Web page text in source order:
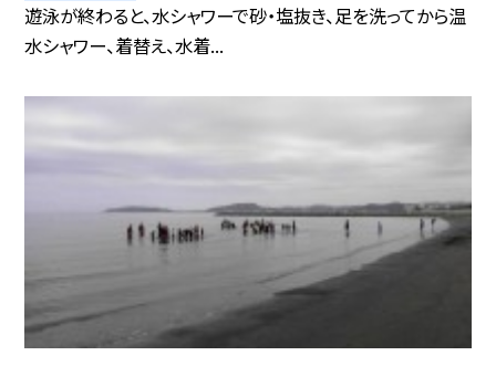
遊泳が終わると、水シャワーで砂・塩抜き、足を洗ってから温
水シャワー、着替え、水着...